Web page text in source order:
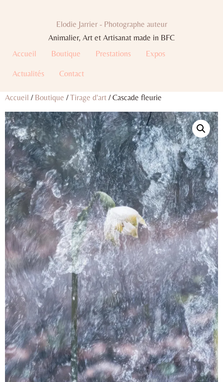
Elodie Jarrier - Photographe auteur
Animalier, Art et Artisanat made in BFC
Accueil
Boutique Prestations Expos
Actualités Contact
Accueil / Boutique /Tirage d'art / Cascade fleurie